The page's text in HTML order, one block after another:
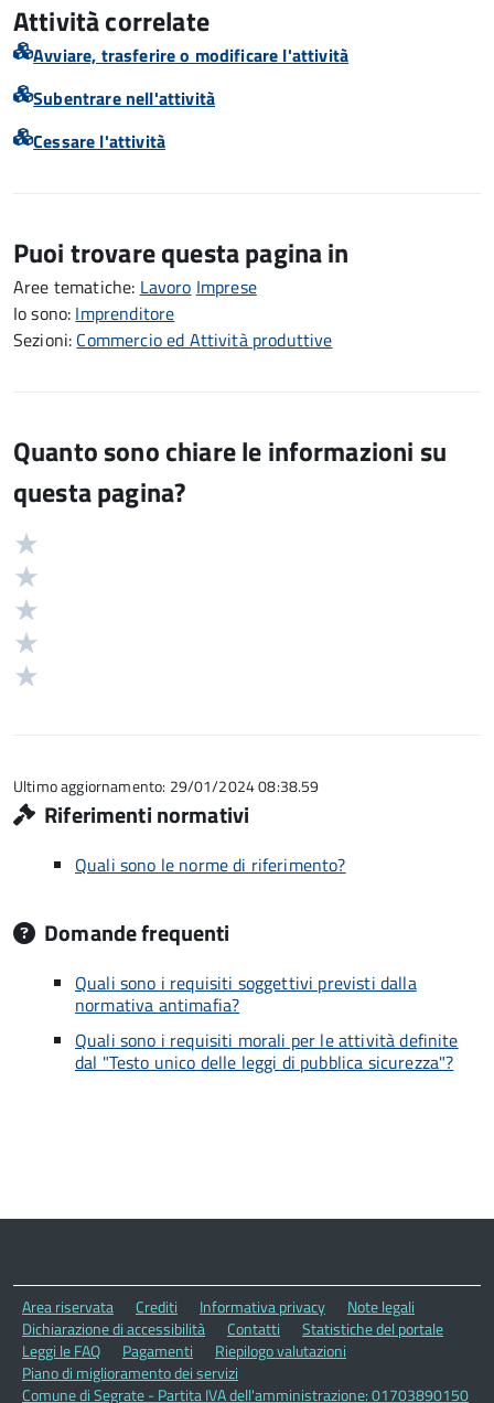
Attività correlate
Avviare, trasferire o modificare l'attività
Subentrare nell'attività
Cessare l'attività
Puoi trovare questa pagina in
Aree tematiche: Lavoro Imprese
Io sono: Imprenditore
Sezioni: Commercio ed Attività produttive
Quanto sono chiare le informazioni su
questa pagina?
Valutazione
5
Ultimo aggiornamento: 29/01/2024 08:38.59
Riferimenti normativi
Quali sono le norme di riferimento?
Domande frequenti
Quali sono i requisiti soggettivi previsti dalla
normativa antimafia?
Quali sono i requisiti morali per le attività definite
dal "Testo unico delle leggi di pubblica sicurezza"?
Area riservata Crediti Informativa privacy
Note legali
Dichiarazione di accessibilità
Contatti
Statistiche del portale
Leggi le FAQ
Pagamenti
Riepilogo valutazioni
Piano di miglioramento dei servizi
Comune di Segrate - Partita IVA dell'amministrazione: 01703890150